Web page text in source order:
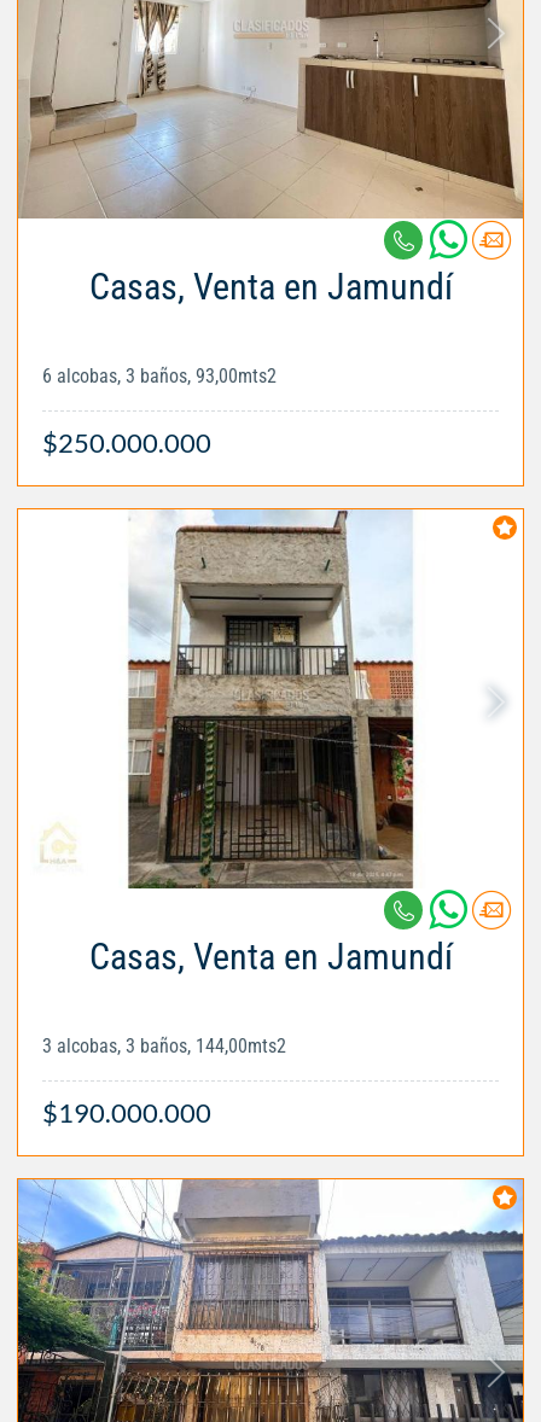
Casas, Venta en Jamundí
6 alcobas, 3 baños, 93,00mts2
$250.000.000
Casas, Venta en Jamundí
3 alcobas, 3 baños, 144,00mts2
$190.000.000